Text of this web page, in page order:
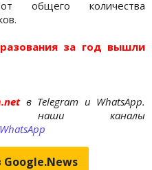
общего количества
за год вышли
в Telegram и WhatsApp.
на наши каналы
WhatsApp
Google.News